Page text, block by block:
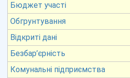
Бюджет участі
Обгрунтування
Відкриті дані
Безбар’єрність
Комунальні підприємства